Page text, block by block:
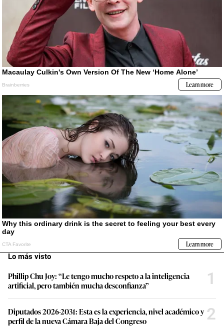
Lo más visto
Phillip Chu Joy: “Le tengo mucho respeto a la inteligencia
artificial, pero también mucha desconfianza”
1
Diputados 2026-2031: Esta es la experiencia, nivel académico y
perfil de la nueva Cámara Baja del Congreso
2